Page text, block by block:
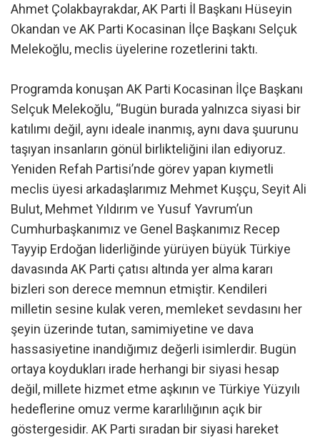
Ahmet Çolakbayrakdar, AK Parti İl Başkanı Hüseyin
Okandan ve AK Parti Kocasinan İlçe Başkanı Selçuk
Melekoğlu, meclis üyelerine rozetlerini taktı.
Programda konuşan AK Parti Kocasinan İlçe Başkanı
Selçuk Melekoğlu, “Bugün burada yalnızca siyasi bir
katılımı değil, aynı ideale inanmış, aynı dava şuurunu
taşıyan insanların gönül birlikteliğini ilan ediyoruz.
Yeniden Refah Partisi’nde görev yapan kıymetli
meclis üyesi arkadaşlarımız Mehmet Kuşçu, Seyit Ali
Bulut, Mehmet Yıldırım ve Yusuf Yavrum’un
Cumhurbaşkanımız ve Genel Başkanımız Recep
Tayyip Erdoğan liderliğinde yürüyen büyük Türkiye
davasında AK Parti çatısı altında yer alma kararı
bizleri son derece memnun etmiştir. Kendileri
milletin sesine kulak veren, memleket sevdasını her
şeyin üzerinde tutan, samimiyetine ve dava
hassasiyetine inandığımız değerli isimlerdir. Bugün
ortaya koydukları irade herhangi bir siyasi hesap
değil, millete hizmet etme aşkının ve Türkiye Yüzyılı
hedeflerine omuz verme kararlılığının açık bir
göstergesidir. AK Parti sıradan bir siyasi hareket